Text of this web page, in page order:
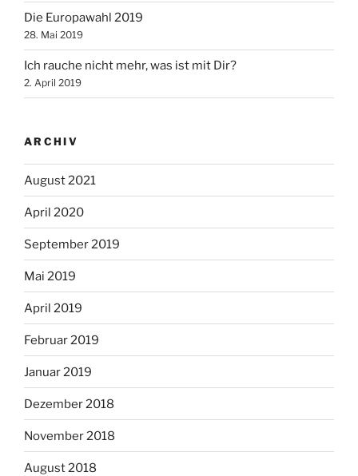
Die Europawahl 2019
28. Mai 2019
Ich rauche nicht mehr, was ist mit Dir?
2. April 2019
ARCHIV
August 2021
April 2020
September 2019
Mai 2019
April 2019
Februar 2019
Januar 2019
Dezember 2018
November 2018
August 2018